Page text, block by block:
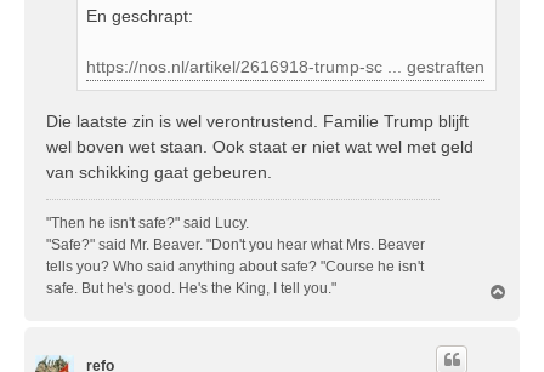
En geschrapt:
https://nos.nl/artikel/2616918-trump-sc ... gestraften
Die laatste zin is wel verontrustend. Familie Trump blijft
wel boven wet staan. Ook staat er niet wat wel met geld
van schikking gaat gebeuren.
"Then he isn't safe?" said Lucy.
"Safe?" said Mr. Beaver. "Don't you hear what Mrs. Beaver
tells you? Who said anything about safe? "Course he isn't
safe. But he's good. He's the King, I tell you."
refo